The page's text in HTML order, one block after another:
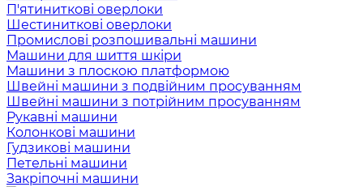
П'ятиниткові оверлоки
Шестиниткові оверлоки
Промислові розпошивальні машини
Машини для шиття шкіри
Машини з плоскою платформою
Швейні машини з подвійним просуванням
Швейні машини з потрійним просуванням
Рукавні машини
Колонкові машини
Гудзикові машини
Петельні машини
Закріпочні машини